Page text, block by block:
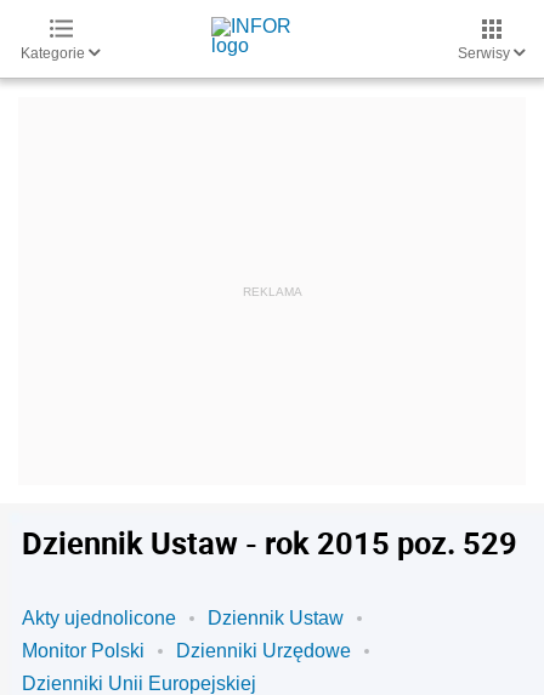
Kategorie Serwisy
Dziennik Ustaw - rok 2015 poz. 529
Akty ujednolicone
Dziennik Ustaw
Monitor Polski
Dzienniki Urzędowe
Dzienniki Unii Europejskiej